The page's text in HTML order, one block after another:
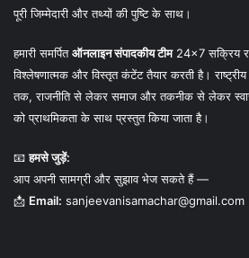
पूरी जिम्मेदारी और तथ्यों की पुष्टि के साथ।
हमारी समर्पितऑनलाइन संपादकीय टीम24×7 सक्रिय
विश्लेषणात्मक और विस्तृत कंटेंट तैयार करती है।
तक, राजनीति से लेकर समाज और तकनीक से लेकर
को प्राथमिकता के साथ प्रस्तुत किया जाता है।
📧हमसे जुड़ें:
आप अपनी सामग्री और सुझाव भेज सकते हैं —
📩 Email: sanjeevanisamachar@gmail.com